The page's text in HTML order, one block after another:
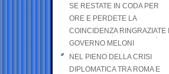
SE RESTATE IN CODA PER
ORE E PERDETE LA
COINCIDENZA RINGRAZIATE
GOVERNO MELONI
NEL PIENO DELLA CRISI
DIPLOMATICA TRA ROMA E